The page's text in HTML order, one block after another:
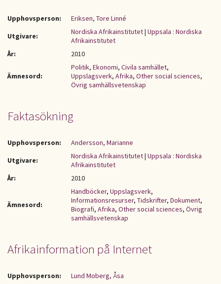
Upphovsperson:
Eriksen, Tore Linné
Utgivare:
Nordiska Afrikainstitutet| Uppsala : Nordiska
Afrikainstitutet
År:
2010
Ämnesord:
Politik, Ekonomi, Civila samhället,
Uppslagsverk, Afrika, Other social sciences,
Övrig samhällsvetenskap
Faktasökning
Upphovsperson:
Andersson, Marianne
Utgivare:
Nordiska Afrikainstitutet| Uppsala : Nordiska
Afrikainstitutet
År:
2010
Ämnesord:
Handböcker, Uppslagsverk,
Informationsresurser, Tidskrifter, Dokument,
Biografi, Afrika, Other social sciences, Övrig
samhällsvetenskap
Afrikainformation på Internet
Upphovsperson:
Lund Moberg, Åsa